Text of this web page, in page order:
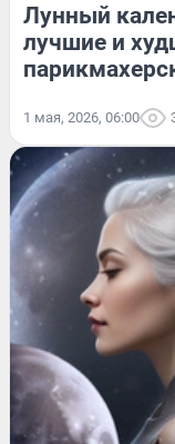
Лунный
лучшие и
1 мая, 2026, 06:00